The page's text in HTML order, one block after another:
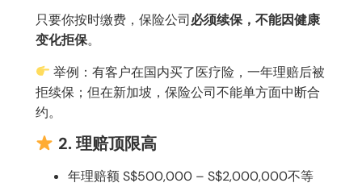
只要你按时缴费，保险公司必须续保，不能因健康
变化拒保。
举例：有客户在国内买了医疗险，一年理赔后被
拒续保；但在新加坡，保险公司不能单方面中断合
约。
2. 理赔顶限高
年理赔额 S$500,000 – S$2,000,000不等